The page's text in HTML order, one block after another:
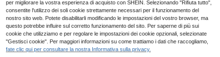
a rosa crema, regalo
per migliorare la vostra esperienza di acquisto con SHEIN. Selezionando "Rifiuta tutto",
consentite l'utilizzo dei soli cookie strettamente necessari per il funzionamento del
nostro sito web. Potete disabilitarli modificando le impostazioni del vostro browser, ma
questo potrebbe influire sul corretto funzionamento del sito. Per saperne di più sui
cookie che utilizziamo e per regolare le impostazioni dei cookie opzionali, selezionate
"Gestisci cookie". Per maggiori informazioni su come trattiamo i dati che raccogliamo,
fate clic qui per consultare la nostra Informativa sulla privacy.